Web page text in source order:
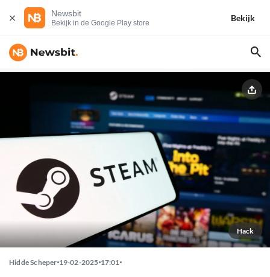
Newsbit
Bekijk in de Google Play store
Bekijk
Hack
Hidde Scheper 19-02-2025 17:01